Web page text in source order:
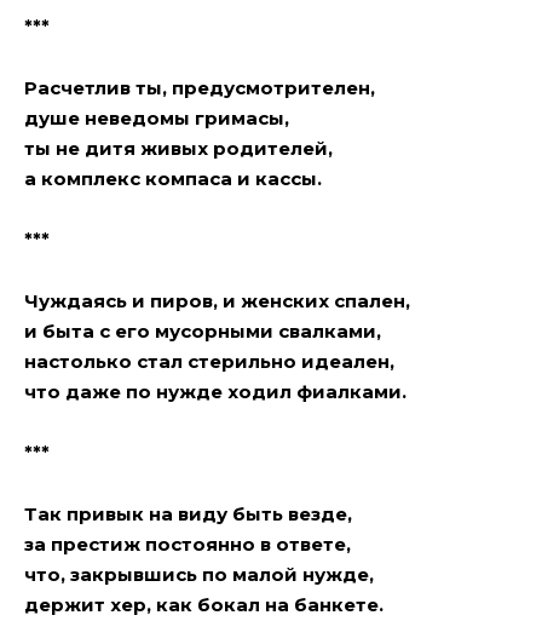
***
Расчетлив ты, предусмотрителен,
душе неведомы гримасы,
ты не дитя живых родителей,
а комплекс компаса и кассы.
***
Чуждаясь и пиров, и женских спален,
и быта с его мусорными свалками,
настолько стал стерильно идеален,
что даже по нужде ходил фиалками.
***
Так привык на виду быть везде,
за престиж постоянно в ответе,
что, закрывшись по малой нужде,
держит xeр, как бокал на банкете.